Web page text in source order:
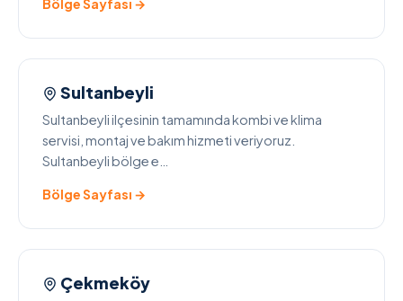
Bölge Sayfası →
Sultanbeyli
Sultanbeyli ilçesinin tamamında kombi ve klima
servisi, montaj ve bakım hizmeti veriyoruz.
Sultanbeyli bölge e…
Bölge Sayfası →
Çekmeköy